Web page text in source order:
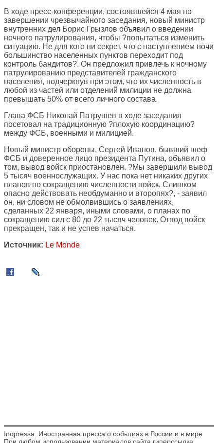
В ходе пресс-конференции, состоявшейся 4 мая по
завершении чрезвычайного заседания, новый министр
внутренних дел Борис Грызлов объявил о введении
ночного патрулирования, чтобы ?попытаться изменить
ситуацию. Не для кого ни секрет, что с наступлением ночи
большинство населенных пунктов переходит под
контроль бандитов?. Он предложил привлечь к ночному
патрулированию представителей гражданского
населения, подчеркнув при этом, что их численность в
любой из частей или отделений милиции не должна
превышать 50% от всего личного состава.
Глава ФСБ Николай Патрушев в ходе заседания
посетовал на традиционную ?плохую координацию?
между ФСБ, военными и милицией.
Новый министр обороны, Сергей Иванов, бывший шеф
ФСБ и доверенное лицо президента Путина, объявил о
том, вывод войск приостановлен. ?Мы завершили вывод
5 тысяч военнослужащих. У нас пока нет никаких других
планов по сокращению численности войск. Слишком
опасно действовать необдуманно и второпях?, - заявил
он, ни словом не обмолвившись о заявлениях,
сделанных 22 января, иными словами, о планах по
сокращению сил с 80 до 22 тысяч человек. Отвод войск
прекращен, так и не успев начаться.
Источник: Le Monde
Inopressa: Иностранная пресса о событиях в России и в мире